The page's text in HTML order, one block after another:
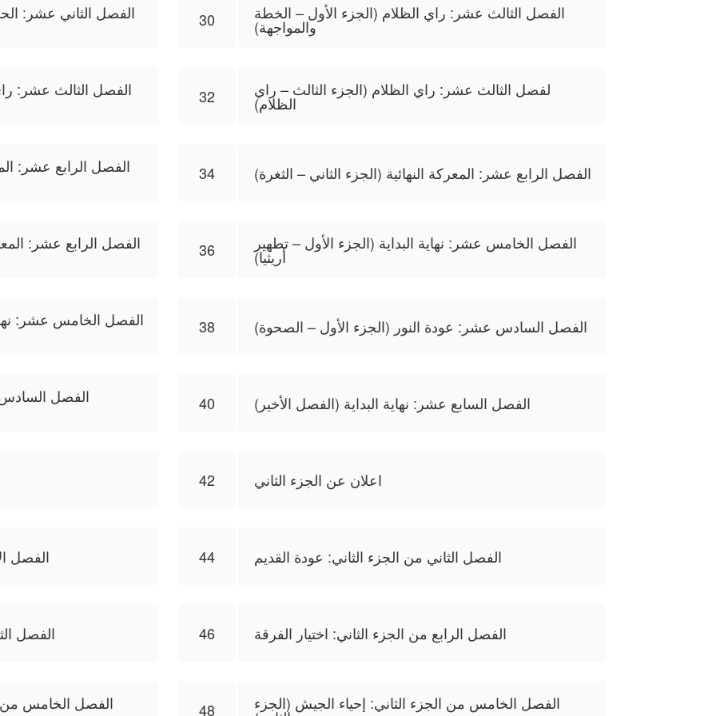
الفصل الثاني عشر: 30 الفصل الثالث عشر: راي الظلام (الجزء الأول – الخطة
والمواجهة)
الفصل الثالث عشر: 32 لفصل الثالث عشر: راي الظلام (الجزء الثالث – راي
الظلام)
الفصل الرابع عشر: 34 الفصل الرابع عشر: المعركة النهائية (الجزء الثاني – الثغرة)
الفصل الرابع عشر: 36 الفصل الخامس عشر: نهاية البداية (الجزء الأول – تطهير
أريثيا)
الفصل الخامس عشر: 38 الفصل السادس عشر: عودة النور (الجزء الأول – الصحوة)
الفصل السادس 40 الفصل السابع عشر: نهاية البداية (الفصل الأخير)
42 اعلان عن الجزء الثاني
الفصل 44 الفصل الثاني من الجزء الثاني: عودة القديم
الفصل 46 الفصل الرابع من الجزء الثاني: اختيار الفرقة
الفصل الخامس من 48 الفصل الخامس من الجزء الثاني: إحياء الجيش (الجزء